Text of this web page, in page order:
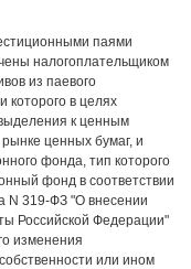
паями
налогоплательщиком
из паевого
которого в целях
к ценным
ценных бумаг, и
фонда, тип которого
фонд в соответствии
N 319-ФЗ "О внесении
Российской Федерации"
изменения
или ином